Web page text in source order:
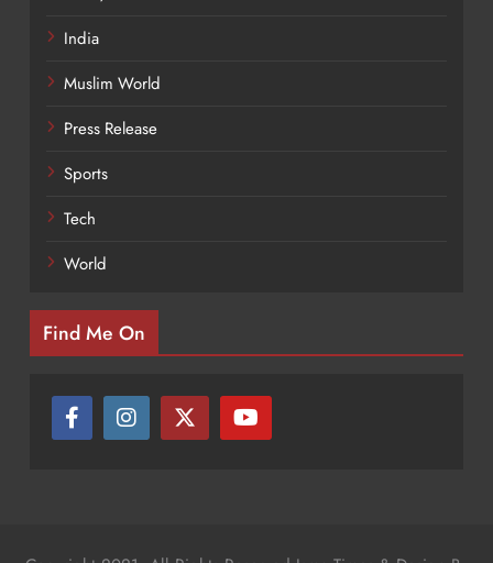
India
Muslim World
Press Release
Sports
Tech
World
Find Me On